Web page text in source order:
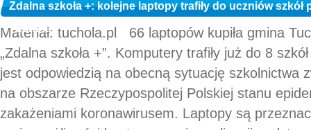
Zdalna szkoła +: kolejne laptopy trafiły do uczniów
Tuchola
Materiał: tuchola.pl 66 laptopów kupiła gmina
„Zdalna szkoła +”. Komputery trafiły już do 8
jest odpowiedzią na obecną sytuację szkolnictwa
na obszarze Rzeczypospolitej Polskiej stanu
zakażeniami koronawirusem. Laptopy są